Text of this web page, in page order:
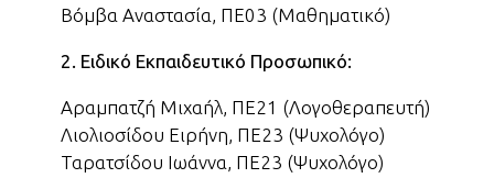
Βόμβα Αναστασία, ΠΕ03 (Μαθηματικό)
2. Ειδικό Εκπαιδευτικό Προσωπικό:
Αραμπατζή Μιχαήλ, ΠΕ21 (Λογοθεραπευτή)
Λιολιοσίδου Ειρήνη, ΠΕ23 (Ψυχολόγο)
Ταρατσίδου Ιωάννα, ΠΕ23 (Ψυχολόγο)